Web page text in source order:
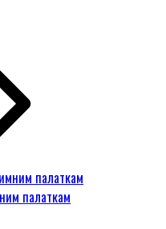
палаткам